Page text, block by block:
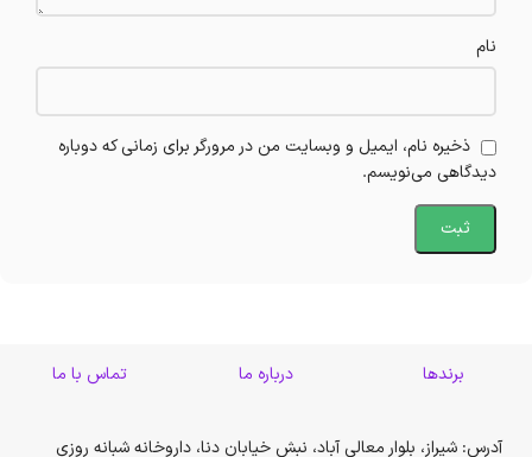
نام
ذخیره نام، ایمیل و وبسایت من در مرورگر برای زمانی که دوباره
دیدگاهی می‌نویسم.
برندها درباره ما تماس با ما
آدرس: شیراز، بلوار معالی آباد، نبش خیابان دنا، داروخانه شبانه روزی